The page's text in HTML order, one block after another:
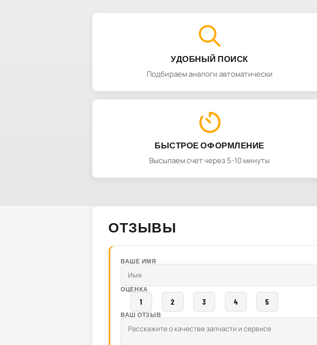
УДОБНЫЙ ПОИСК
Подбираем аналоги автоматически
БЫСТРОЕ ОФОРМЛЕНИЕ
Высылаем счет через 5-10 минуты
ОТЗЫВЫ
ВАШЕ ИМЯ
ОЦЕНКА
1 2 3 4 5
ВАШ ОТЗЫВ